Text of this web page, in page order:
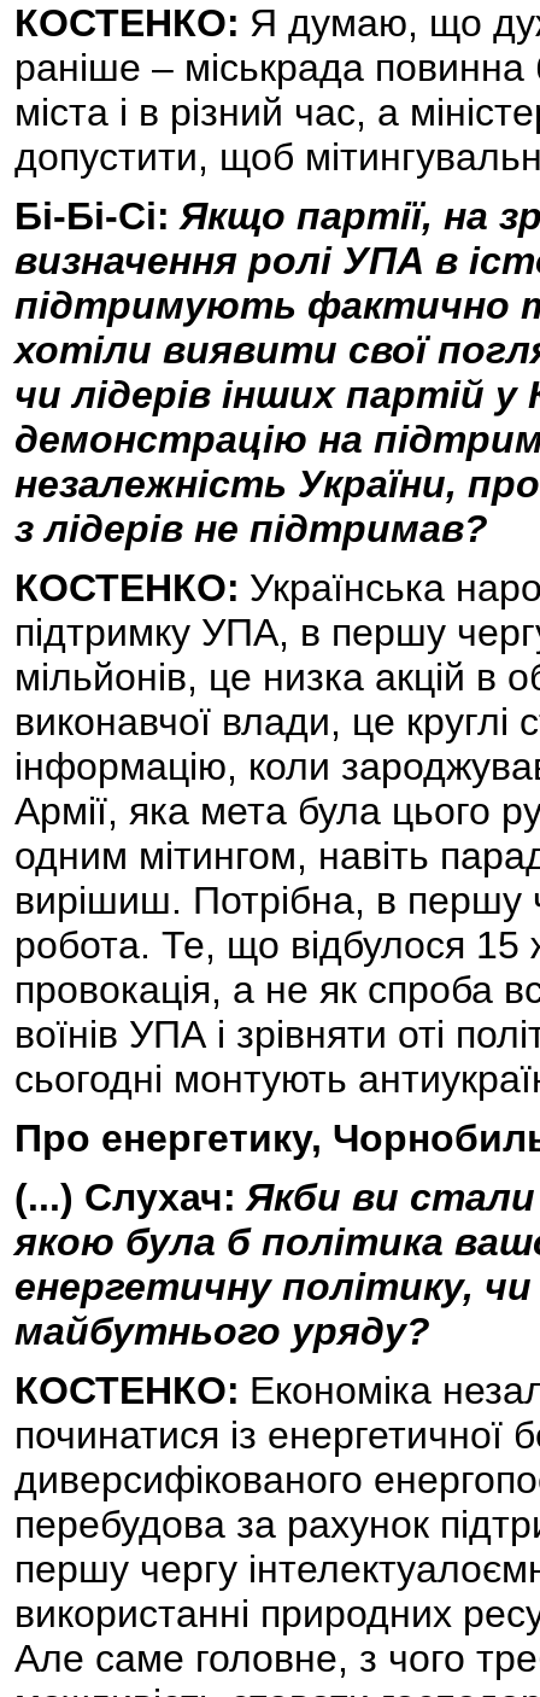
КОСТЕНКО: Я думаю, що
раніше – міськрада повинна
міста і в різний час, а
допустити, щоб
Бі-Бі-Сі: Якщо партії, на
визначення ролі УПА в
підтримують фактично
хотіли виявити свої
чи лідерів інших партій
демонстрацію на
незалежність України,
з лідерів не підтримав?
КОСТЕНКО: Українська
підтримку УПА, в першу
мільйонів, це низка акцій в
виконавчої влади, це
інформацію, коли
Армії, яка мета була цього
одним мітингом, навіть
вирішиш. Потрібна, в першу
робота. Те, що відбулося 15
провокація, а не як спроба
воїнів УПА і зрівняти оті
сьогодні монтують
Про енергетику,
(...) Слухач: Якби ви стали
якою була б політика
енергетичну політику,
майбутнього уряду?
КОСТЕНКО: Економіка
починатися із енергетичної
диверсифікованого
перебудова за рахунок
першу чергу
використанні природних
Але саме головне, з чого